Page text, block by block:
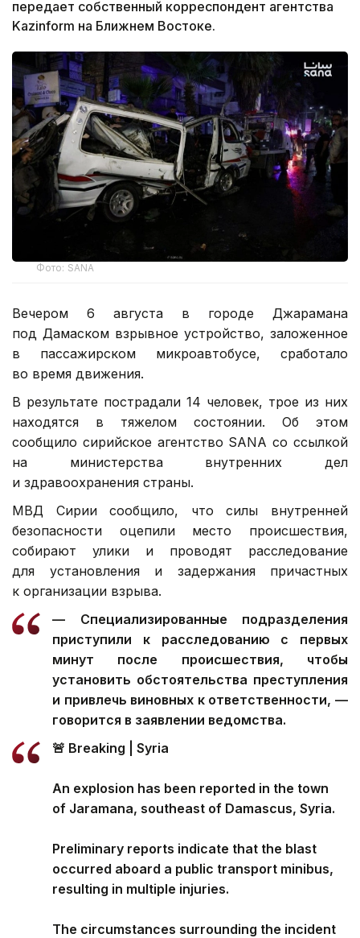
передает собственный корреспондент агентства
Kazinform на Ближнем Востоке.
Фото: SANA
Вечером 6 августа в городе Джарамана
под Дамаском взрывное устройство, заложенное
в пассажирском микроавтобусе, сработало
во время движения.
В результате пострадали 14 человек, трое из них
находятся в тяжелом состоянии. Об этом
сообщило сирийское агентство SANA со ссылкой
на министерства внутренних дел
и здравоохранения страны.
МВД Сирии сообщило, что силы внутренней
безопасности оцепили место происшествия,
собирают улики и проводят расследование
для установления и задержания причастных
к организации взрыва.
— Специализированные подразделения
приступили к расследованию с первых
минут после происшествия, чтобы
установить обстоятельства преступления
и привлечь виновных к ответственности, —
говорится в заявлении ведомства.
🚨 Breaking | Syria
An explosion has been reported in the town
of Jaramana, southeast of Damascus, Syria.
Preliminary reports indicate that the blast
occurred aboard a public transport minibus,
resulting in multiple injuries.
The circumstances surrounding the incident